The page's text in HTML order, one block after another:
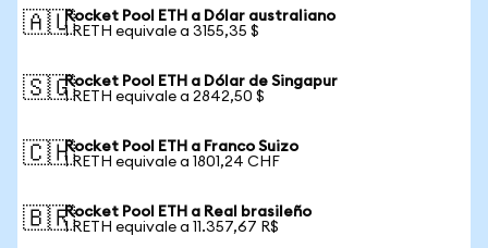
🇦🇺Rocket Pool ETH a Dólar australiano
1 RETH equivale a 3155,35 $
🇸🇬Rocket Pool ETH a Dólar de Singapur
1 RETH equivale a 2842,50 $
🇨🇭Rocket Pool ETH a Franco Suizo
1 RETH equivale a 1801,24 CHF
🇧🇷Rocket Pool ETH a Real brasileño
1 RETH equivale a 11.357,67 R$